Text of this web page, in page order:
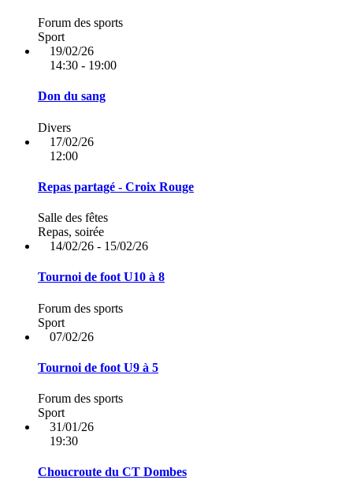
Forum des sports
Sport
19/02/26
14:30 - 19:00
Don du sang
Divers
17/02/26
12:00
Repas partagé - Croix Rouge
Salle des fêtes
Repas, soirée
14/02/26 - 15/02/26
Tournoi de foot U10 à 8
Forum des sports
Sport
07/02/26
Tournoi de foot U9 à 5
Forum des sports
Sport
31/01/26
19:30
Choucroute du CT Dombes